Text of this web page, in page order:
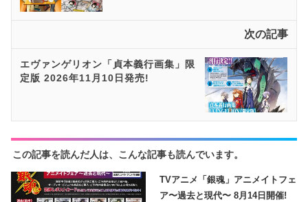
次の記事
エヴァンゲリオン「貞本義行画集」限
定版 2026年11月10日発売!
この記事を読んだ人は、こんな記事も読んでいます。
TVアニメ「銀魂」アニメイトフェ
ア〜過去と現代〜 8月14日開催!